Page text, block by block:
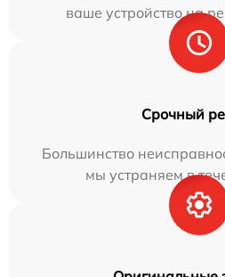
ваше устройство на
Срочный
Большинство
мы устраняем в